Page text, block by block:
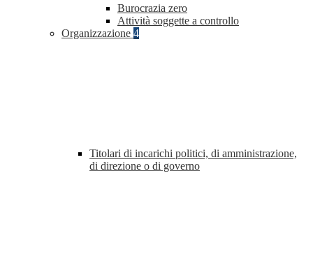
Burocrazia zero
Attività soggette a controllo
Organizzazione 4
Titolari di incarichi politici, di amministrazione,
di direzione o di governo